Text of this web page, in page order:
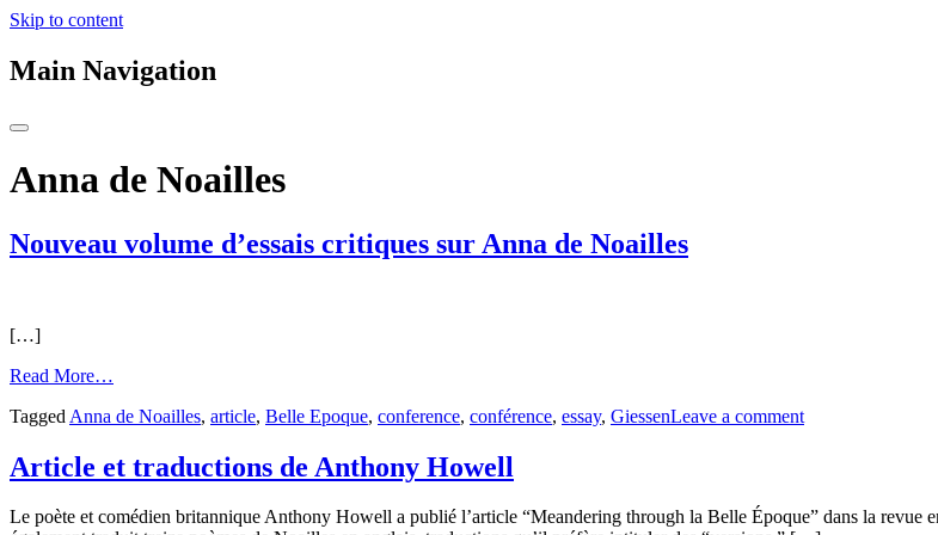
Skip to content
Main Navigation
Anna de Noailles
Nouveau volume d’essais critiques sur Anna de Noailles
[…]
Read More…
volume
critiques
sur
de
Tagged Anna de Noailles, article, Belle Epoque, conference, conférence, essay, GiessenLeave a commenton
sur
Article et traductions de Anthony Howell
Le poète et comédien britannique Anthony Howell a publié l’article “Meandering through la Belle Époque” dans la